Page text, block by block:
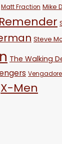
Matt Fraction Mike
Steve
The Walking
X-Men